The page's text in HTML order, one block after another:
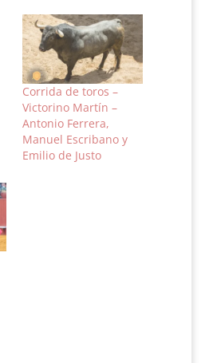
Corrida de toros –
Victorino Martín –
Antonio Ferrera,
Manuel Escribano y
Emilio de Justo